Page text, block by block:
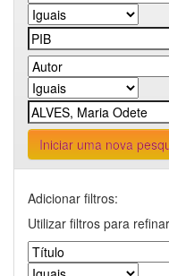
Iniciar uma nova
Adicionar filtros:
Utilizar filtros para